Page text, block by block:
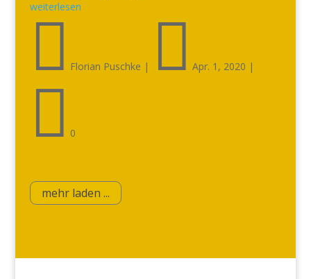
weiterlesen
 Florian Puschke |  Apr. 1, 2020 |
 0
mehr laden ...